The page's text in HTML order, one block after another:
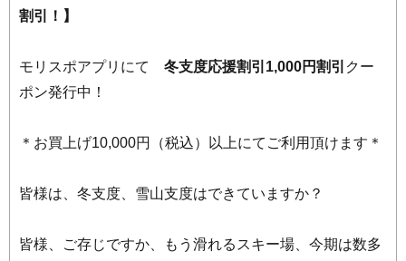
割引！】
モリスポアプリにて 冬支度応援割引1,000円割引 クー
ポン発行中！
＊お買上げ10,000円（税込）以上にてご利用頂けます＊
皆様は、冬支度、雪山支度はできていますか？
皆様、ご存じですか、もう滑れるスキー場、今期は数多